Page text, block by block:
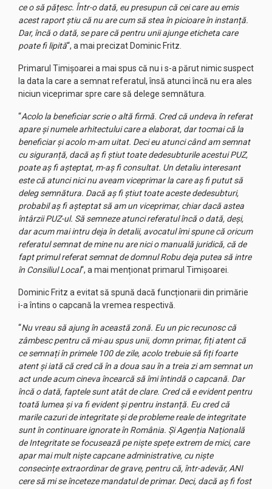
ce o să pățesc. Într-o dată, eu presupun că cei care au emis
acest raport știu că nu are cum să stea în picioare în instanță.
Dar, încă o dată, se pare că pentru unii ajunge eticheta care
poate fi lipită“, a mai precizat Dominic Fritz.
Primarul Timișoarei a mai spus că nu i s-a părut nimic suspect
la data la care a semnat referatul, însă atunci încă nu era ales
niciun viceprimar spre care să delege semnătura.
“Acolo la beneficiar scrie o altă firmă. Cred că undeva în referat
apare și numele arhitectului care a elaborat, dar tocmai că la
beneficiar și acolo m-am uitat. Deci eu atunci când am semnat
cu siguranță, dacă aș fi știut toate dedesubturile acestui PUZ,
poate aș fi așteptat, m-aș fi consultat. Un detaliu interesant
este că atunci nici nu aveam viceprimar la care aș fi putut să
deleg semnătura. Dacă aș fi știut toate aceste dedesubturi,
probabil aș fi așteptat să am un viceprimar, chiar dacă astea
întârzii PUZ-ul. Să semneze atunci referatul încă o dată, deși,
dar acum mai intru deja în detalii, avocatul îmi spune că oricum
referatul semnat de mine nu are nici o manuală juridică, că de
fapt primul referat semnat de domnul Robu deja putea să intre
în Consiliul Local“, a mai menționat primarul Timișoarei.
Dominic Fritz a evitat să spună dacă funcționarii din primărie
i-a întins o capcană la vremea respectivă.
“Nu vreau să ajung în această zonă. Eu un pic recunosc că
zâmbesc pentru că mi-au spus unii, domn primar, fiți atent că
ce semnați în primele 100 de zile, acolo trebuie să fiți foarte
atent și iată că cred că în a doua sau în a treia zi am semnat un
act unde acum cineva încearcă să îmi întindă o capcană. Dar
încă o dată, faptele sunt atât de clare. Cred că e evident pentru
toată lumea și va fi evident și pentru instanță. Eu cred că
marile cazuri de integritate și de probleme reale de integritate
sunt în continuare ignorate în România. Și Agenția Națională
de Integritate se focusează pe niște spețe extrem de mici, care
apar mai mult niște capcane administrative, cu niște
consecințe extraordinar de grave, pentru că, într-adevăr, ANI
cere să mi se înceteze mandatul de primar. Deci, dacă aș fi fost